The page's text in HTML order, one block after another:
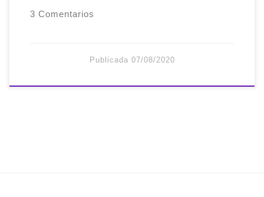
3 Comentarios
Publicada 07/08/2020